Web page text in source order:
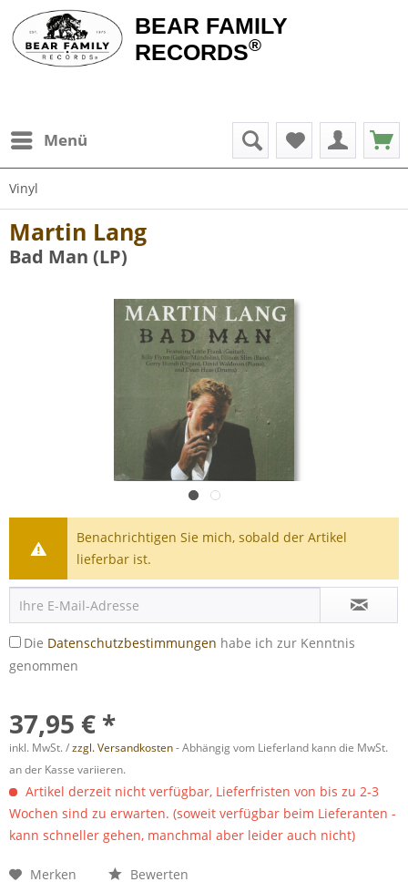
BEAR FAMILY
RECORDS®
Menü
Vinyl
Martin Lang
Bad Man (LP)
Benachrichtigen Sie mich, sobald der Artikel
lieferbar ist.
Die Datenschutzbestimmungen habe ich zur Kenntnis
genommen
37,95 € *
inkl. MwSt. /zzgl. Versandkosten- Abhängig vom Lieferland kann die MwSt.
an der Kasse variieren.
Artikel derzeit nicht verfügbar, Lieferfristen von bis zu 2-3
Wochen sind zu erwarten. (soweit verfügbar beim Lieferanten -
kann schneller gehen, manchmal aber leider auch nicht)
Merken Bewerten